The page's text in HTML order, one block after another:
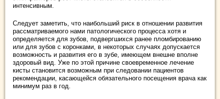
интенсивным.
Следует заметить, что наибольший риск в отношении развития
рассматриваемого нами патологического процесса хотя и
определяется для зубов, подвергшихся ранее пломбированию
или для зубов с коронками, в некоторых случаях допускается
возможность и развития его в зубе, имеющем внешне вполне
здоровый вид. Уже по этой причине своевременное лечение
кисты становится возможным при следовании пациентов
рекомендации, касающейся обязательного посещения врача как
минимум раз в год.